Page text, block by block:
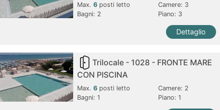
Max.6 posti letto Camere: 3
Bagni: 2 Piano: 3
Dettaglio
Trilocale - 1028 - FRONTE MARE
CON PISCINA
Max.6 posti letto Camere: 2
Bagni:1 Piano: 1